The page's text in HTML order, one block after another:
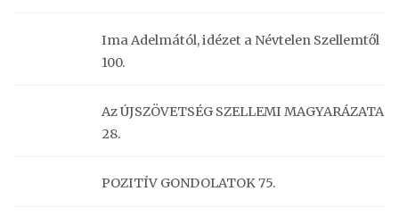
Ima Adelmától, idézet a Névtelen Szellemtől
100.
Az ÚJSZÖVETSÉG SZELLEMI MAGYARÁZATA
28.
POZITÍV GONDOLATOK 75.